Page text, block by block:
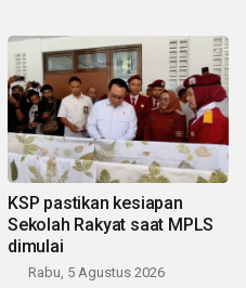
KSP pastikan kesiapan
Sekolah Rakyat saat MPLS
dimulai
Rabu, 5 Agustus 2026